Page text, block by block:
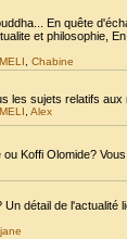
En quête
et philosophie,
Chabine
les sujets relatifs
Alex
Koffi Olomide?
détail de